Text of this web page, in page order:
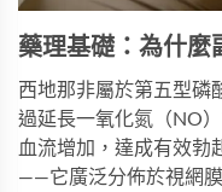
藥理基礎：為什麼
西地那非屬於第五型磷
過延長一氧化氮（NO
血流增加，達成有效勃
——它廣泛分佈於視網